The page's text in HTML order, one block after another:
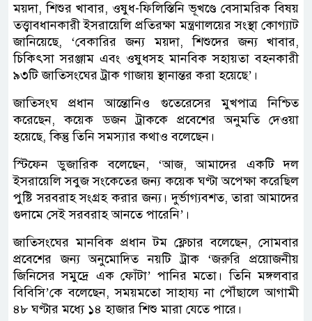
ময়দা, শিশুর খাবার, ওষুধ-ফিলিস্তিনি ভূখণ্ডে বেসামরিক বিষয়
তত্ত্বাবধানকারী ইসরায়েলি প্রতিরক্ষা মন্ত্রণালয়ের সংস্থা কোগ্যাট
জানিয়েছে, ‘বেকারির জন্য ময়দা, শিশুদের জন্য খাবার,
চিকিৎসা সরঞ্জাম এবং ওষুধসহ মানবিক সহায়তা বহনকারী
৯৩টি জাতিসংঘের ট্রাক গাজায় স্থানান্তর করা হয়েছে’।
জাতিসংঘ প্রধান আন্তোনিও গুতেরেসের মুখপাত্র নিশ্চিত
করেছেন, কয়েক ডজন ট্রাককে প্রবেশের অনুমতি দেওয়া
হয়েছে, কিন্তু তিনি সমস্যার কথাও বলেছেন।
স্টিফেন ডুজারিক বলেছেন, ‘আজ, আমাদের একটি দল
ইসরায়েলি সবুজ সংকেতের জন্য কয়েক ঘণ্টা অপেক্ষা করেছিল
পুষ্টি সরবরাহ সংগ্রহ করার জন্য। দুর্ভাগ্যবশত, তারা আমাদের
গুদামে সেই সরবরাহ আনতে পারেনি’।
জাতিসংঘের মানবিক প্রধান টম ফ্লেচার বলেছেন, সোমবার
প্রবেশের জন্য অনুমোদিত নয়টি ট্রাক ‘জরুরি প্রয়োজনীয়
জিনিসের সমুদ্রে এক ফোঁটা’ পানির মতো। তিনি মঙ্গলবার
বিবিসি’কে বলেছেন, সময়মতো সাহায্য না পৌঁছালে আগামী
৪৮ ঘণ্টার মধ্যে ১৪ হাজার শিশু মারা যেতে পারে।